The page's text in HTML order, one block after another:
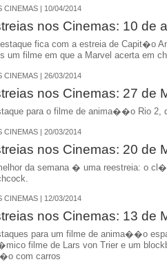
CINEMAS | 10/04/2014
nos Cinemas: 10 de
fica com a estreia de Capit�o
um filme em que a Marvel acerta em
CINEMAS | 26/03/2014
nos Cinemas: 27 de
para o filme de anima��o Rio 2,
CINEMAS | 20/03/2014
nos Cinemas: 20 de
da semana � uma reestreia: o
CINEMAS | 12/03/2014
nos Cinemas: 13 de
para um filme de anima��o
filme de Lars von Trier e um
com carros